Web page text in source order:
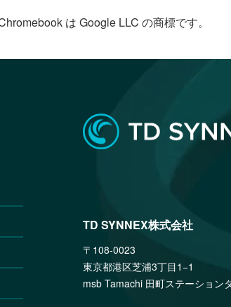
は Google LLC の商標です。
TD SYNNEX株式会社
〒108-0023
東京都港区芝浦3丁目1−1
msb Tamachi 田町ステーション